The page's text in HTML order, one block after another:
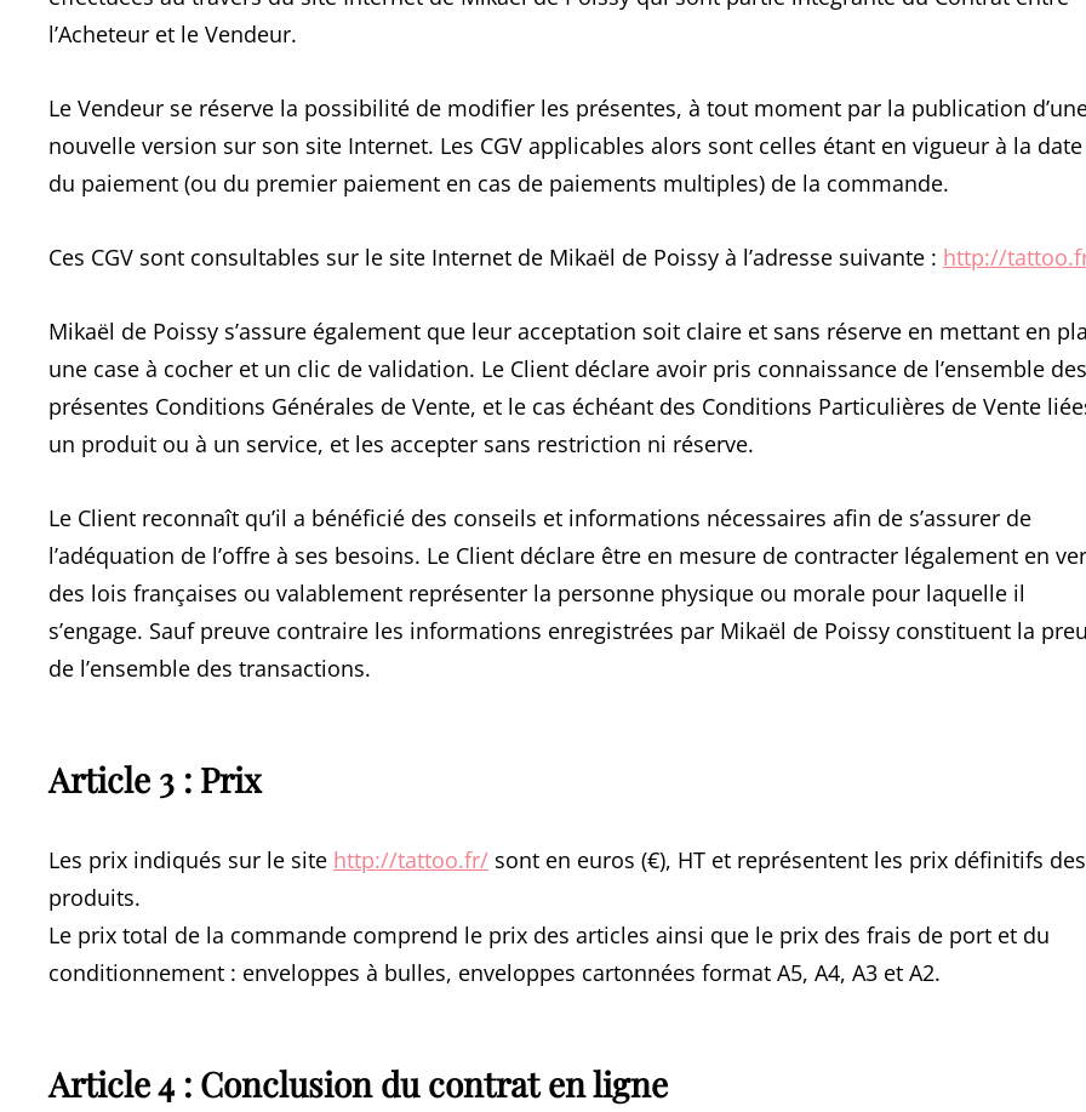
l’Acheteur et le Vendeur.
Le Vendeur se réserve la possibilité de modifier les présentes, à tout moment par la publication
nouvelle version sur son site Internet. Les CGV applicables alors sont celles étant en vigueur à la date
du paiement (ou du premier paiement en cas de paiements multiples) de la commande.
Ces CGV sont consultables sur le site Internet de Mikaël de Poissy à l’adresse suivante : http://
Mikaël de Poissy s’assure également que leur acceptation soit claire et sans réserve en mettant en
une case à cocher et un clic de validation. Le Client déclare avoir pris connaissance de l’ensemble des
présentes Conditions Générales de Vente, et le cas échéant des Conditions Particulières de Vente
un produit ou à un service, et les accepter sans restriction ni réserve.
Le Client reconnaît qu’il a bénéficié des conseils et informations nécessaires afin de s’assurer de
l’adéquation de l’offre à ses besoins. Le Client déclare être en mesure de contracter légalement en
des lois françaises ou valablement représenter la personne physique ou morale pour laquelle il
s’engage. Sauf preuve contraire les informations enregistrées par Mikaël de Poissy constituent la
de l’ensemble des transactions.
Article 3 : Prix
Les prix indiqués sur le site http://tattoo.fr/ sont en euros (€), HT et représentent les prix définitifs des
produits.
Le prix total de la commande comprend le prix des articles ainsi que le prix des frais de port et du
conditionnement : enveloppes à bulles, enveloppes cartonnées format A5, A4, A3 et A2.
Article 4 : Conclusion du contrat en ligne